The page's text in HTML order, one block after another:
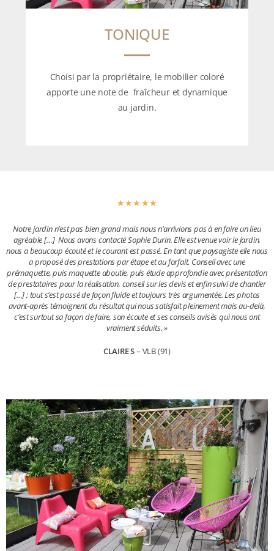
TONIQUE
Choisi par la propriétaire, le mobilier coloré
apporte une note de fraîcheur et dynamique
au jardin.
☆☆☆ ☆☆
Notre jardin n’est pas bien grand mais nous n’arrivions pas à en faire un lieu
agréable […] Nous avons contacté Sophie Durin. Elle est venue voir le jardin,
nous a beaucoup écouté et le courant est passé. En tant que paysagiste elle nous
a proposé des prestations par étape et au forfait. Conseil avec une
prémaquette, puis maquette aboutie, puis étude approfondie avec présentation
de prestataires pour la réalisation, conseil sur les devis et enfin suivi de chantier
[…] ; tout s’est passé de façon fluide et toujours très argumentée. Les photos
avant-après témoignent du résultat qui nous satisfait pleinement mais au-delà,
c’est surtout sa façon de faire, son écoute et ses conseils avisés qui nous ont
vraiment séduits. »
CLAIRE S– VLB (91)